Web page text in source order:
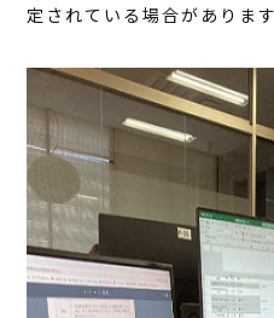
定されている場合があります